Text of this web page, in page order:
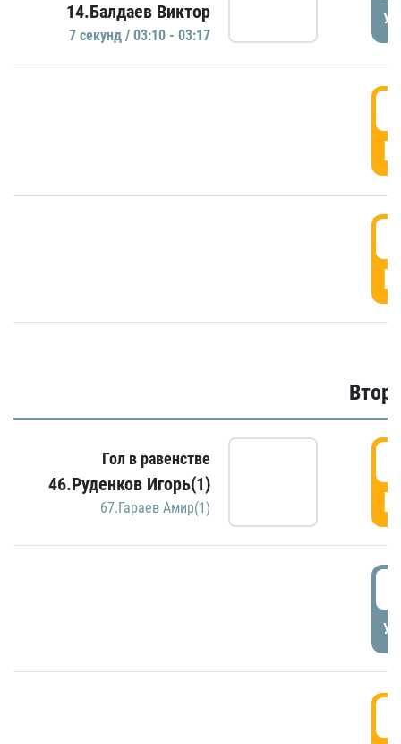
14.Балдаев Виктор
7 секунд / 03:10 - 03:17
Гол в равенстве
46.Руденков Игорь(1)
67.Гараев Амир(1)